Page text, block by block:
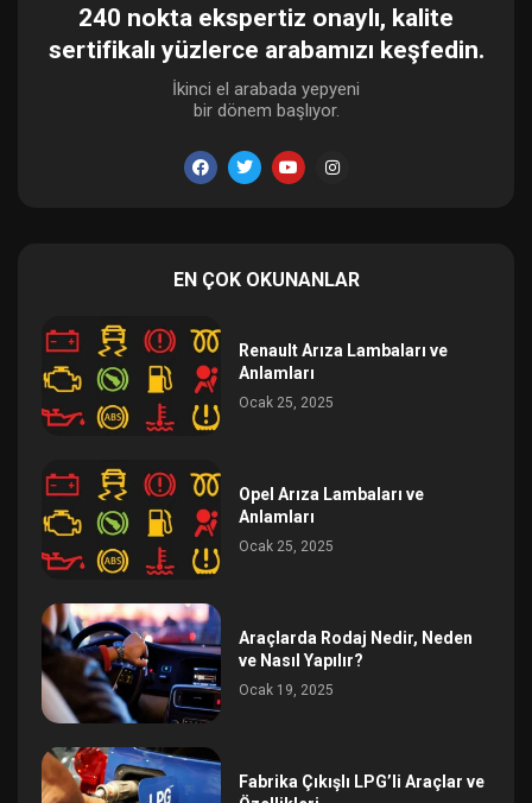
240 nokta ekspertiz onaylı, kalite
sertifikalı yüzlerce arabamızı keşfedin.
İkinci el arabada yepyeni
bir dönem başlıyor.
EN ÇOK OKUNANLAR
Renault Arıza Lambaları ve
Anlamları
Ocak 25, 2025
Opel Arıza Lambaları ve
Anlamları
Ocak 25, 2025
Araçlarda Rodaj Nedir, Neden
ve Nasıl Yapılır?
Ocak 19, 2025
Fabrika Çıkışlı LPG’li Araçlar ve